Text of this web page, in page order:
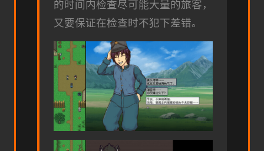
的时间内检查尽可能大量的旅客，
又要保证在检查时不犯下差错。